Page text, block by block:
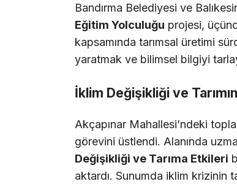
Bandırma Belediyesi ve
Eğitim Yolculuğu projesi,
kapsamında tarımsal üretimi
yaratmak ve bilimsel bilgiyi
İklim Değişikliği ve
Akçapınar Mahallesi’ndeki
görevini üstlendi. Alanında
Değişikliği ve Tarıma Etkileri
aktardı. Sunumda iklim krizinin